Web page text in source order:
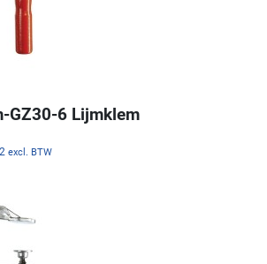
GZ30-6 Lijmklem
excl. BTW